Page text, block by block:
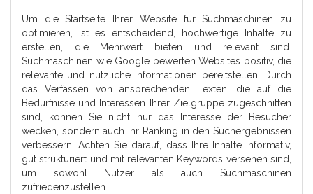
Um die Startseite Ihrer Website für Suchmaschinen zu
optimieren, ist es entscheidend, hochwertige Inhalte zu
erstellen, die Mehrwert bieten und relevant sind.
Suchmaschinen wie Google bewerten Websites positiv, die
relevante und nützliche Informationen bereitstellen. Durch
das Verfassen von ansprechenden Texten, die auf die
Bedürfnisse und Interessen Ihrer Zielgruppe zugeschnitten
sind, können Sie nicht nur das Interesse der Besucher
wecken, sondern auch Ihr Ranking in den Suchergebnissen
verbessern. Achten Sie darauf, dass Ihre Inhalte informativ,
gut strukturiert und mit relevanten Keywords versehen sind,
um sowohl Nutzer als auch Suchmaschinen
zufriedenzustellen.